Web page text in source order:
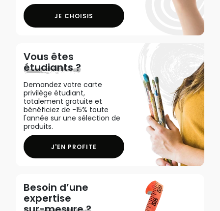
JE CHOISIS
Vous êtes
étudiants ?
Demandez votre carte
privilège étudiant,
totalement gratuite et
bénéficiez de -15% toute
l'année sur une sélection de
produits.
J'EN PROFITE
Besoin d’une
expertise